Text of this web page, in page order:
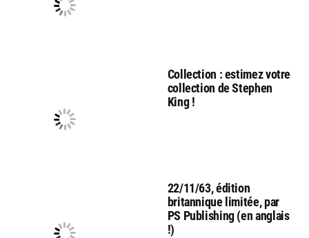
Collection : estimez votre
collection de Stephen
King !
22/11/63, édition
britannique limitée, par
PS Publishing (en anglais
!)